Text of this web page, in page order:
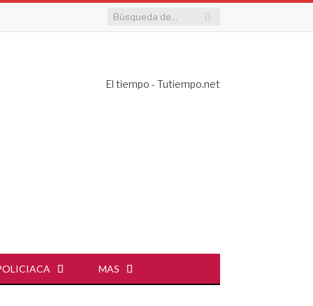
El tiempo - Tutiempo.net
MAS